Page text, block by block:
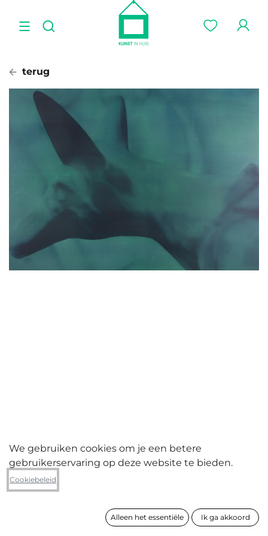
terug
Sarah De Vos
Reynaert
105 x 155 cm
We gebruiken cookies om je een betere
gebruikerservaring op deze website te bieden.
Cookiebeleid
Alleen het essentiële Ik ga akkoord